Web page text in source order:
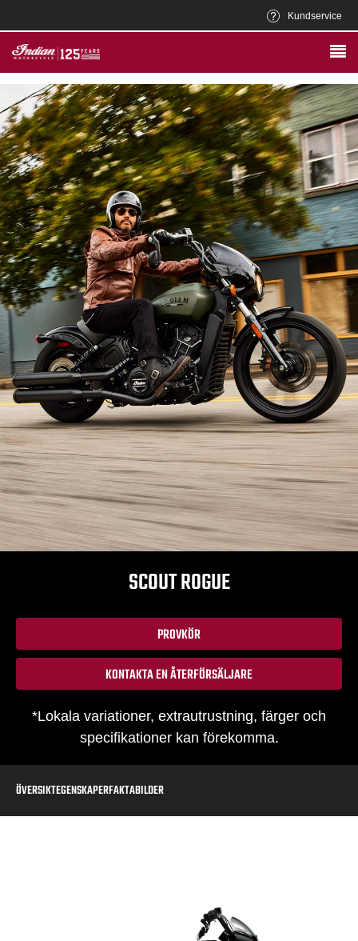
Kundservice
SCOUT ROGUE
PROVKÖR
KONTAKTA EN ÅTERFÖRSÄLJARE
*Lokala variationer, extrautrustning, färger och
specifikationer kan förekomma.
ÖVERSIKTEGENSKAPERFAKTABILDER